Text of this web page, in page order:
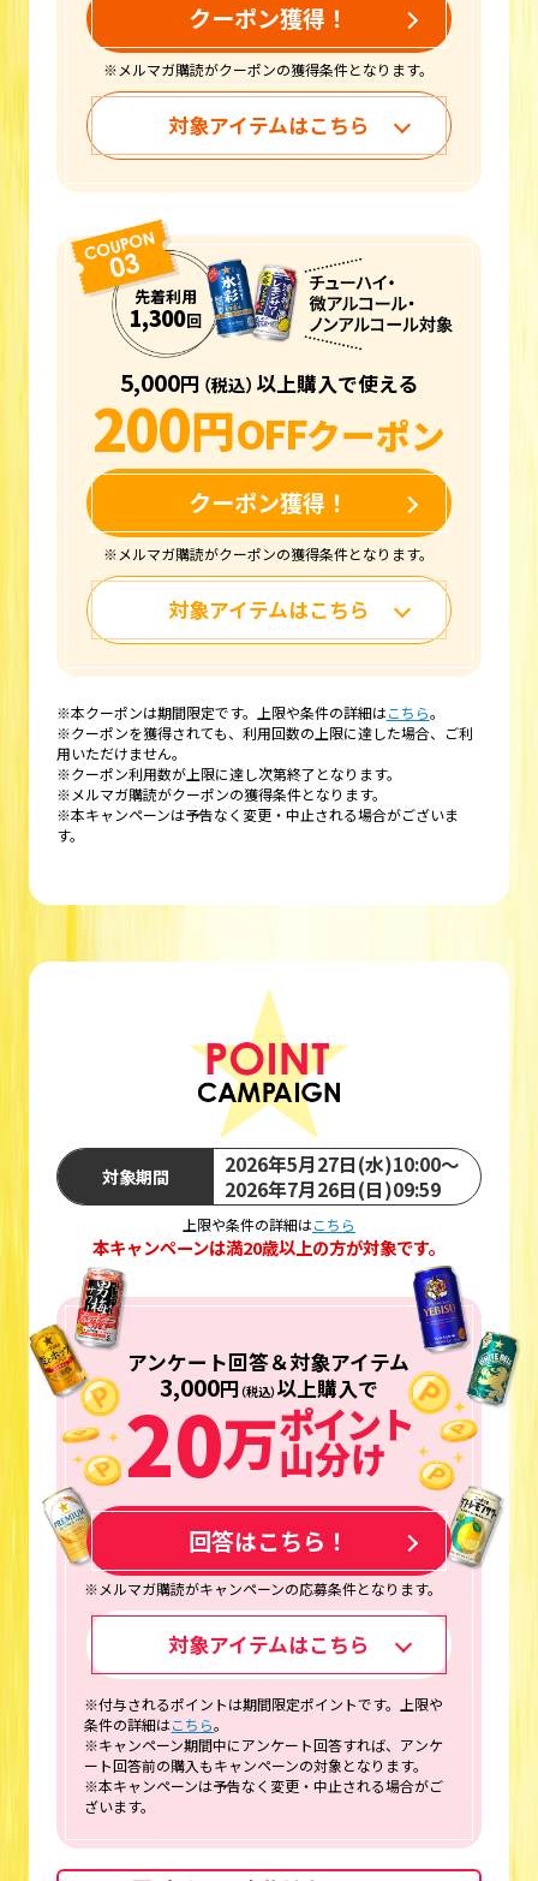
クーポン獲得！
※メルマガ購読がクーポンの獲得条件となります。
対象アイテムはこちら
先着利用
1,300回
5,000円（税込）以上購入で使える
200円OFFクーポン
クーポン獲得！
※メルマガ購読がクーポンの獲得条件となります。
対象アイテムはこちら
※本クーポンは期間限定です。上限や条件の詳細はこちら。
※クーポンを獲得されても、利用回数の上限に達した場合、ご利
用いただけません。
※クーポン利用数が上限に達し次第終了となります。
※メルマガ購読がクーポンの獲得条件となります。
※本キャンペーンは予告なく変更・中止される場合がございま
す。
対象期間
2026年5月27日(水)10:00～
2026年7月26日(日)09:59
上限や条件の詳細はこちら
本キャンペーンは満20歳以上の方が対象です。
アンケート回答＆対象アイテム
3,000円（税込）以上購入で
20万ポイント
山分け
回答はこちら！
※メルマガ購読がキャンペーンの応募条件となります。
対象アイテムはこちら
※付与されるポイントは期間限定ポイントです。上限や
条件の詳細はこちら。
※キャンペーン期間中にアンケート回答すれば、アンケ
ート回答前の購入もキャンペーンの対象となります。
※本キャンペーンは予告なく変更・中止される場合がご
ざいます。